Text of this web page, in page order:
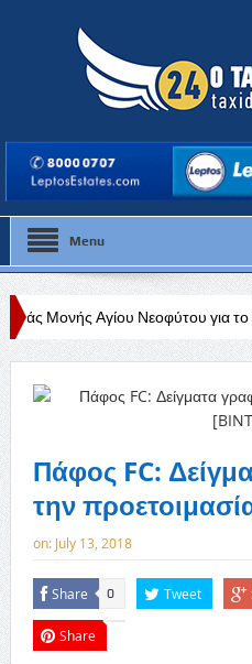
Menu
Νεοφύτου για το επεισόδιο
Πάφος FC:
την
on: July 13, 2018
Share 0 Tweet
Share